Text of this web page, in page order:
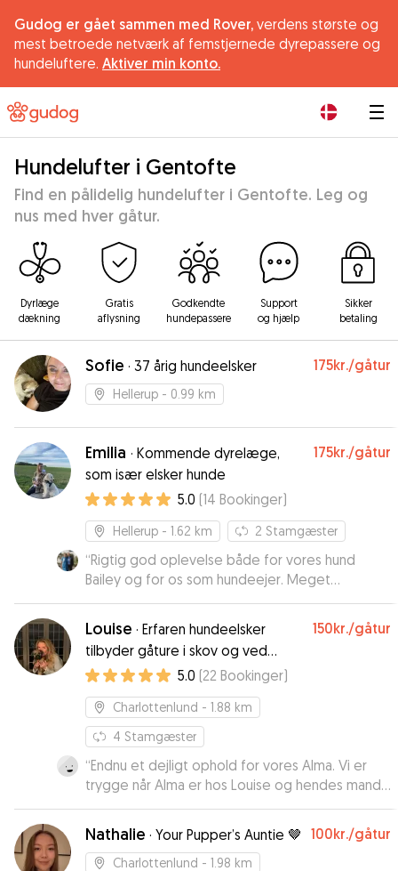
Gudog er gået sammen med Rover, verdens største og
mest betroede netværk af femstjernede dyrepassere og
hundeluftere. Aktiver min konto.
Hundelufter i Gentofte
Find en pålidelig hundelufter i Gentofte. Leg og
nus med hver gåtur.
Dyrlæge
dækning
Gratis
aflysning
Godkendte
hundepassere
Support
og hjælp
Sikker
betaling
Sofie · 37 årig hundeelsker 175kr./gåtur
Hellerup - 0.99 km
Emilia · Kommende dyrelæge,
som især elsker hunde
175kr./gåtur
5.0 (14 Bookinger)
Hellerup - 1.62 km 2 Stamgæster
“Rigtig god oplevelse både for vores hund
Bailey og for os som hundeejer. Meget
imødekommende og både Emilia og Christoffer
tog sig kærlig af ham. Vi fik en glad hun hjem fra
ferie. De absolut bedste anbefalinger og vi vil
helt klart vælge Emilia og Christoffer en anden
gang. ”
Louise · Erfaren hundeelsker
tilbyder gåture i skov og ved
strand
150kr./gåtur
5.0 (22 Bookinger)
Charlottenlund - 1.88 km
4 Stamgæster
“Endnu et dejligt ophold for vores Alma. Vi er
trygge når Alma er hos Louise og hendes mand
og får løbende opdateringer om hvordan det
går.
”
Nathalie · Your Pupper’s Auntie 🤎 100kr./gåtur
Charlottenlund - 1.98 km